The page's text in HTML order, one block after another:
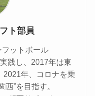
ト部員
ットボール
践し、2017年は東
2021年、コロナを乗
西”を目指す。